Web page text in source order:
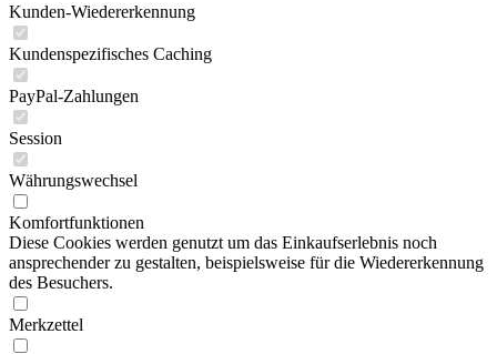
Kunden-Wiedererkennung
Kundenspezifisches Caching
PayPal-Zahlungen
Session
Währungswechsel
Komfortfunktionen
Diese Cookies werden genutzt um das Einkaufserlebnis noch
ansprechender zu gestalten, beispielsweise für die Wiedererkennung
des Besuchers.
Merkzettel